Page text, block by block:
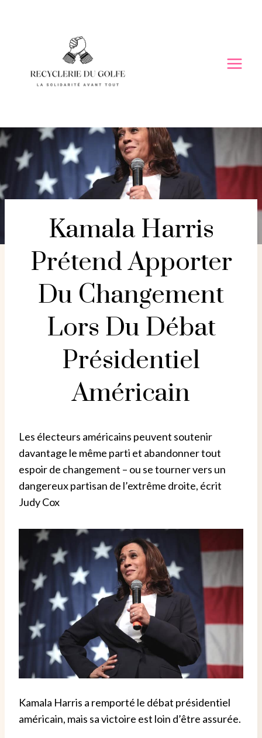
Kamala Harris
Prétend Apporter
Du Changement
Lors Du Débat
Présidentiel
Américain
Les électeurs américains peuvent soutenir
davantage le même parti et abandonner tout
espoir de changement – ​​ou se tourner vers un
dangereux partisan de l’extrême droite, écrit
Judy Cox
Kamala Harris a remporté le débat présidentiel
américain, mais sa victoire est loin d’être assurée.